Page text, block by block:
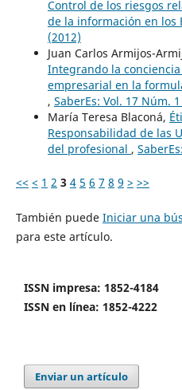
Control de los riesgos
de la información en los
(2012)
Juan Carlos Armijos-
Integrando la
empresarial en la
, SaberEs: Vol. 17 Núm.
María Teresa Blaconá,
Responsabilidad de las
del profesional ,
<< < 1 2 3 4 5 6 7 8 9 > >>
También puede Iniciar una
para este artículo.
ISSN impresa: 1852-4184
ISSN en línea: 1852-4222
Enviar un artículo